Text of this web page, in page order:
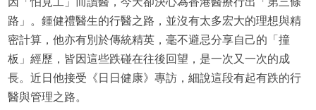
路」。鍾健禮醫生的行醫之路，並沒有太多宏大的理想與精
密計算，他亦有別於傳統精英，毫不避忌分享自己的「撞
板」經歷，皆因這些跌碰在往後回望，是一次又一次的成
長。近日他接受《日日健康》專訪，細說這段有起有跌的行
醫與管理之路。